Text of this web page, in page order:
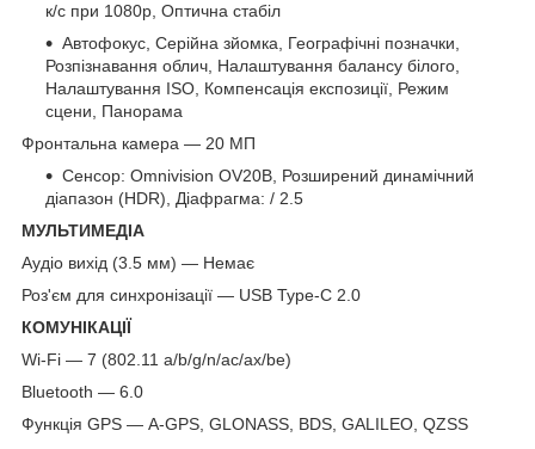
к/с при 1080p, Оптична стабіл
Автофокус, Серійна зйомка, Географічні позначки,
Розпізнавання облич, Налаштування балансу білого,
Налаштування ISO, Компенсація експозиції, Режим
сцени, Панорама
Фронтальна камера — 20 МП
Сенсор: Omnivision OV20B, Розширений динамічний
діапазон (HDR), Діафрагма: / 2.5
МУЛЬТИМЕДІА
Аудіо вихід (3.5 мм) — Немає
Роз'єм для синхронізації — USB Type-C 2.0
КОМУНІКАЦІЇ
Wi-Fi — 7 (802.11 a/b/g/n/ac/ax/be)
Bluetooth — 6.0
Функція GPS — A-GPS, GLONASS, BDS, GALILEO, QZSS